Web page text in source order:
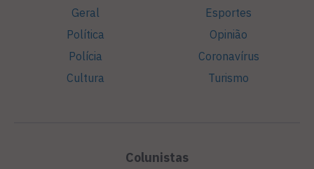
Geral
Política
Polícia
Cultura
Esportes
Opinião
Coronavírus
Turismo
Colunistas